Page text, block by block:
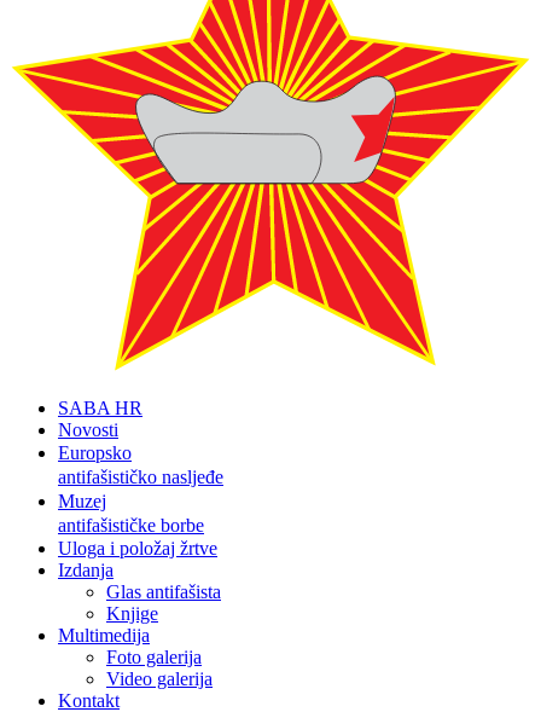
SABA HR
Novosti
Europsko
antifašističko nasljeđe
Muzej
antifašističke borbe
Uloga i položaj žrtve
Izdanja
Glas antifašista
Knjige
Multimedija
Foto galerija
Video galerija
Kontakt